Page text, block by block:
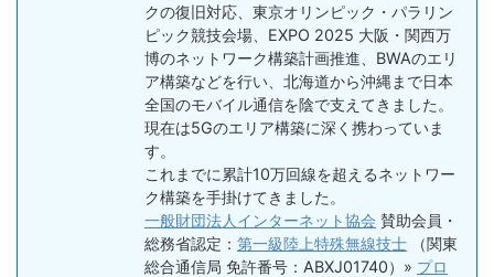
クの復旧対応、東京オリンピック・パラリン
ピック競技会場、EXPO 2025 大阪・関西万
博のネットワーク構築計画推進、BWAのエリ
ア構築などを行い、北海道から沖縄まで日本
全国のモバイル通信を陰で支えてきました。
現在は5Gのエリア構築に深く携わっていま
す。
これまでに累計10万回線を超えるネットワー
ク構築を手掛けてきました。
一般財団法人インターネット協会 賛助会員・
総務省認定： 第一級陸上特殊無線技士 （関東
総合通信局 免許番号：ABXJ01740）» プロ